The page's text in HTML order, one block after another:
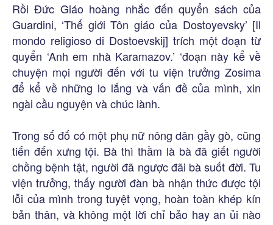
Rồi Đức Giáo hoàng nhắc đến quyển sách của
Guardini, ‘Thế giới Tôn giáo của Dostoyevsky’ [Il
mondo religioso di Dostoevskij] trích một đoạn từ
quyển ‘Anh em nhà Karamazov.’ ‘đoạn này kể về
chuyện mọi người đến với tu viện trưởng Zosima
để kể về những lo lắng và vấn đề của mình, xin
ngài cầu nguyện và chúc lành.
Trong số đố có một phụ nữ nông dân gầy gò, cũng
tiến đến xưng tội. Bà thì thầm là bà đã giết người
chồng bệnh tật, người đã ngược đãi bà suốt đời. Tu
viện trưởng, thấy người đàn bà nhận thức được tội
lỗi của mình trong tuyệt vọng, hoàn toàn khép kín
bản thân, và không một lời chỉ bảo hay an ủi nào